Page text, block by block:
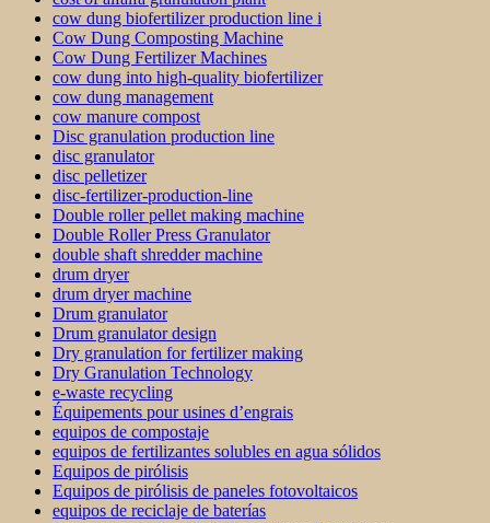
cow dung biofertilizer production line i
Cow Dung Composting Machine
Cow Dung Fertilizer Machines
cow dung into high-quality biofertilizer
cow dung management
cow manure compost
Disc granulation production line
disc granulator
disc pelletizer
disc-fertilizer-production-line
Double roller pellet making machine
Double Roller Press Granulator
double shaft shredder machine
drum dryer
drum dryer machine
Drum granulator
Drum granulator design
Dry granulation for fertilizer making
Dry Granulation Technology
e-waste recycling
Équipements pour usines d’engrais
equipos de compostaje
equipos de fertilizantes solubles en agua sólidos
Equipos de pirólisis
Equipos de pirólisis de paneles fotovoltaicos
equipos de reciclaje de baterías